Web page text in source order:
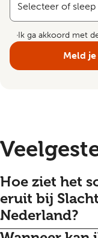
Selecteer of
Ik ga akkoord met
Meld
Hoe ziet het
eruit bij
Nederland?